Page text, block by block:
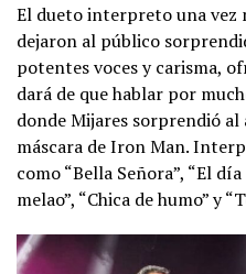
El dueto interpreto una vez
dejaron al público
potentes voces y carisma,
dará de que hablar por
donde Mijares sorprendió
máscara de Iron Man.
como “Bella Señora”, “El
melao”, “Chica de humo” y